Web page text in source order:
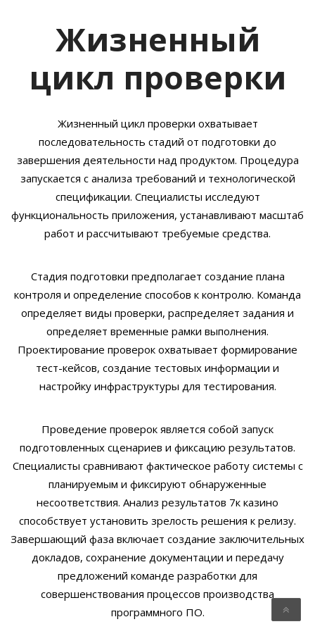
Жизненный
цикл проверки
Жизненный цикл проверки охватывает
последовательность стадий от подготовки до
завершения деятельности над продуктом. Процедура
запускается с анализа требований и технологической
спецификации. Специалисты исследуют
функциональность приложения, устанавливают масштаб
работ и рассчитывают требуемые средства.
Стадия подготовки предполагает создание плана
контроля и определение способов к контролю. Команда
определяет виды проверки, распределяет задания и
определяет временные рамки выполнения.
Проектирование проверок охватывает формирование
тест-кейсов, создание тестовых информации и
настройку инфраструктуры для тестирования.
Проведение проверок является собой запуск
подготовленных сценариев и фиксацию результатов.
Специалисты сравнивают фактическое работу системы с
планируемым и фиксируют обнаруженные
несоответствия. Анализ результатов 7к казино
способствует установить зрелость решения к релизу.
Завершающий фаза включает создание заключительных
докладов, сохранение документации и передачу
предложений команде разработки для
совершенствования процессов производства
программного ПО.